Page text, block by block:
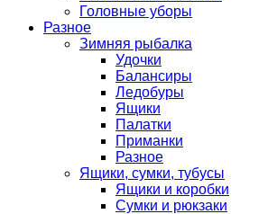
Головные уборы
Разное
Зимняя рыбалка
Удочки
Балансиры
Ледобуры
Ящики
Палатки
Приманки
Разное
Ящики, сумки, тубусы
Ящики и коробки
Сумки и рюкзаки